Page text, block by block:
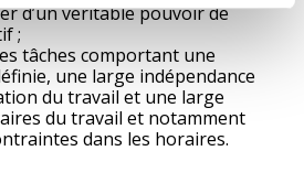
d’un véritable pouvoir de
;
tâches comportant une
une large indépendance
du travail et une large
du travail et notamment
dans les horaires.